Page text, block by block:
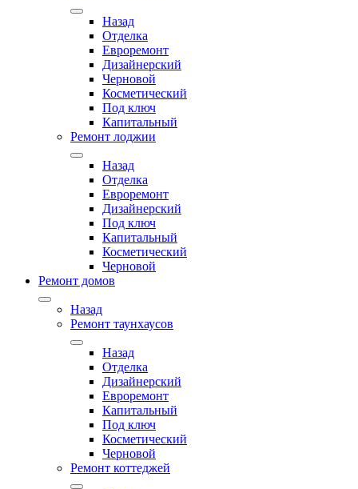
Назад
Отделка
Евроремонт
Дизайнерский
Черновой
Косметический
Под ключ
Капитальный
Ремонт лоджии
Назад
Отделка
Евроремонт
Дизайнерский
Под ключ
Капитальный
Косметический
Черновой
Ремонт домов
Назад
Ремонт таунхаусов
Назад
Отделка
Дизайнерский
Евроремонт
Капитальный
Под ключ
Косметический
Черновой
Ремонт коттеджей